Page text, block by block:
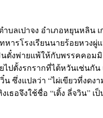
บลเปาจง อำเภอหยุนหลิน
ารโรงเรียนนายร้อยหวงผู่
นตั๋งพ่ายแพ้ให้กับพรรคคอ
ปตั้งรกรากที่ไต้หวันเช่นกัน
ซึ่งแปลว่า “ไผ่เขียวที่งดง
ธอจึงใช้ชื่อ “เติ้ง ลี่จวิน” เ